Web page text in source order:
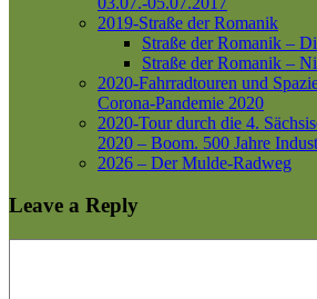
2019-Straße der Romanik
Straße der Romanik –
Straße der Romanik –
2020-Fahrradtouren und
Corona-Pandemie 2020
2020-Tour durch die 4.
2020 – Boom. 500 Jahre
2026 – Der Mulde-Radweg
Leave a Reply